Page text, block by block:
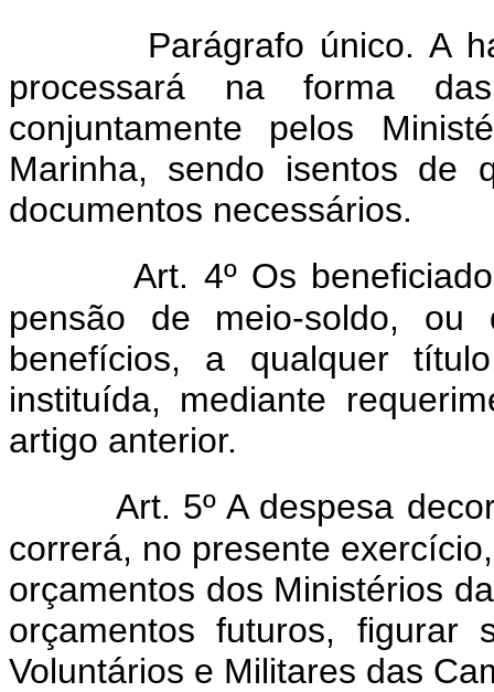
Parágrafo único. A
processará na forma
conjuntamente pelos
Marinha, sendo isentos de
documentos necessários.
Art. 4º Os
pensão de meio-soldo, ou
benefícios, a qualquer
instituída, mediante
artigo anterior.
Art. 5º A despesa
correrá, no presente
orçamentos dos Ministérios
orçamentos futuros, figurar
Voluntários e Militares das